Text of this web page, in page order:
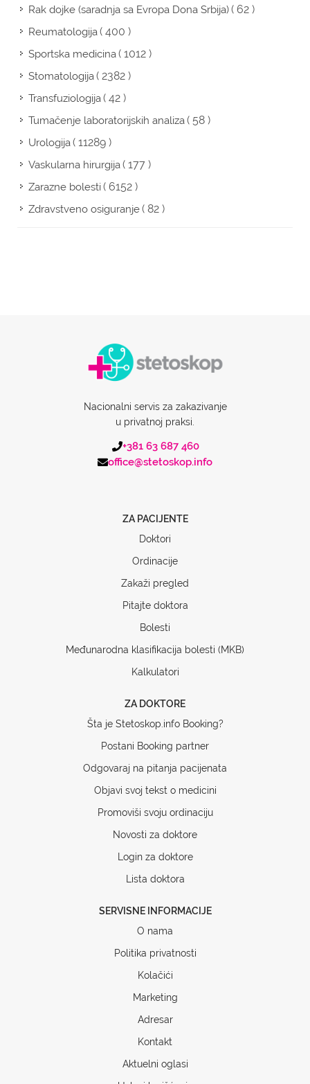
Rak dojke (saradnja sa Evropa Dona Srbija)( 62 )
Reumatologija( 400 )
Sportska medicina( 1012 )
Stomatologija( 2382 )
Transfuziologija( 42 )
Tumačenje laboratorijskih analiza( 58 )
Urologija( 11289 )
Vaskularna hirurgija( 177 )
Zarazne bolesti( 6152 )
Zdravstveno osiguranje( 82 )
Nacionalni servis za zakazivanje
u privatnoj praksi.
+381 63 687 460
office@stetoskop.info
ZA PACIJENTE
Doktori
Ordinacije
Zakaži pregled
Pitajte doktora
Bolesti
Međunarodna klasifikacija bolesti (MKB)
Kalkulatori
ZA DOKTORE
Šta je Stetoskop.info Booking?
Postani Booking partner
Odgovaraj na pitanja pacijenata
Objavi svoj tekst o medicini
Promoviši svoju ordinaciju
Novosti za doktore
Login za doktore
Lista doktora
SERVISNE INFORMACIJE
O nama
Politika privatnosti
Kolačići
Marketing
Adresar
Kontakt
Aktuelni oglasi